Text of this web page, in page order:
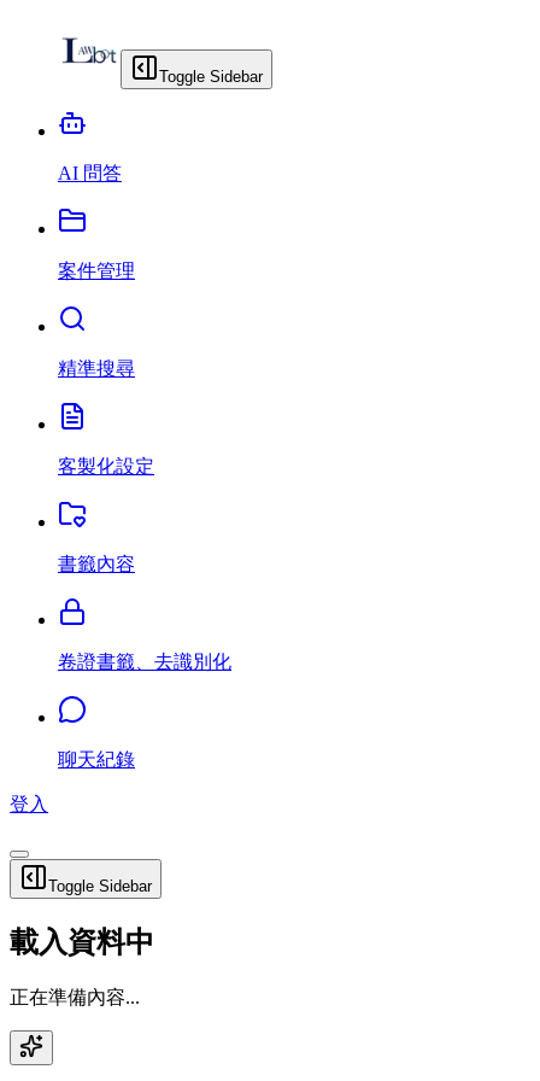
Toggle Sidebar
AI 問答
案件管理
精準搜尋
客製化設定
書籤內容
卷證書籤、去識別化
聊天紀錄
登入
Toggle Sidebar
載入資料中
正在準備內容...